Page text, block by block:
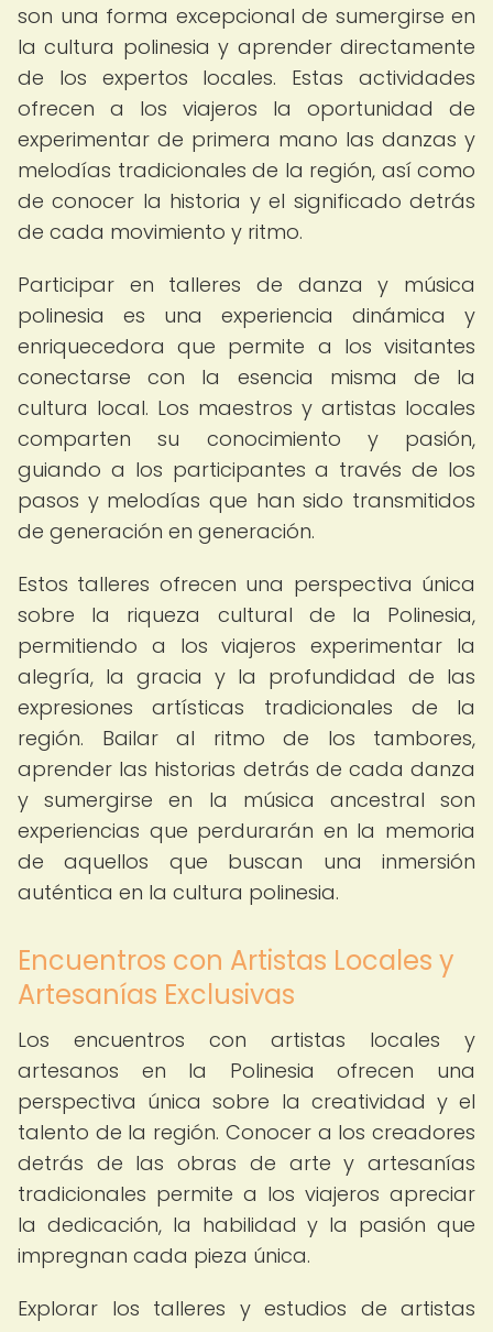
son una forma excepcional de sumergirse en
la cultura polinesia y aprender directamente
de los expertos locales. Estas actividades
ofrecen a los viajeros la oportunidad de
experimentar de primera mano las danzas y
melodías tradicionales de la región, así como
de conocer la historia y el significado detrás
de cada movimiento y ritmo.
Participar en talleres de danza y música
polinesia es una experiencia dinámica y
enriquecedora que permite a los visitantes
conectarse con la esencia misma de la
cultura local. Los maestros y artistas locales
comparten su conocimiento y pasión,
guiando a los participantes a través de los
pasos y melodías que han sido transmitidos
de generación en generación.
Estos talleres ofrecen una perspectiva única
sobre la riqueza cultural de la Polinesia,
permitiendo a los viajeros experimentar la
alegría, la gracia y la profundidad de las
expresiones artísticas tradicionales de la
región. Bailar al ritmo de los tambores,
aprender las historias detrás de cada danza
y sumergirse en la música ancestral son
experiencias que perdurarán en la memoria
de aquellos que buscan una inmersión
auténtica en la cultura polinesia.
Encuentros con Artistas Locales y
Artesanías Exclusivas
Los encuentros con artistas locales y
artesanos en la Polinesia ofrecen una
perspectiva única sobre la creatividad y el
talento de la región. Conocer a los creadores
detrás de las obras de arte y artesanías
tradicionales permite a los viajeros apreciar
la dedicación, la habilidad y la pasión que
impregnan cada pieza única.
Explorar los talleres y estudios de artistas